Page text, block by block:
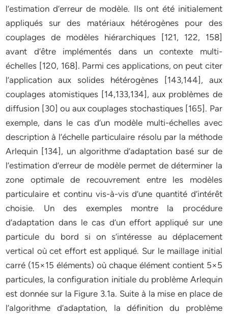
l’estimation d’erreur de modèle. Ils ont été initialement
appliqués sur des matériaux hétérogènes pour des
couplages de modèles hiérarchiques [121, 122, 158]
avant d’être implémentés dans un contexte multi-
échelles [120, 168]. Parmi ces applications, on peut citer
l’application aux solides hétérogènes [143,144], aux
couplages atomistiques [14,133,134], aux problèmes de
diffusion [30] ou aux couplages stochastiques [165]. Par
exemple, dans le cas d’un modèle multi-échelles avec
description à l’échelle particulaire résolu par la méthode
Arlequin [134], un algorithme d’adaptation basé sur de
l’estimation d’erreur de modèle permet de déterminer la
zone optimale de recouvrement entre les modèles
particulaire et continu vis-à-vis d’une quantité d’intérêt
choisie. Un des exemples montre la procédure
d’adaptation dans le cas d’un effort appliqué sur une
particule du bord si on s’intéresse au déplacement
vertical où cet effort est appliqué. Sur le maillage initial
carré (15×15 éléments) où chaque élément contient 5×5
particules, la configuration initiale du problème Arlequin
est donnée sur la Figure 3.1a. Suite à la mise en place de
l’algorithme d’adaptation, la définition du problème